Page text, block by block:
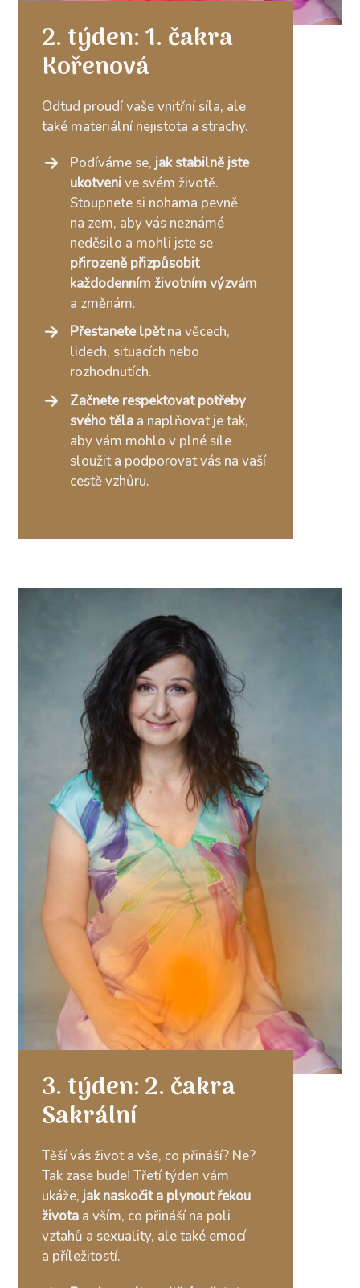
2. týden: 1. čakra
Kořenová
Odtud proudí vaše vnitřní síla, ale
také materiální nejistota a strachy.
Podíváme se,jak stabilně jste
ukotvenive svém životě.
Stoupnete si nohama pevně
na zem, aby vás neznámé
neděsilo a mohli jste se
přirozeně přizpůsobit
každodenním životním výzvám
a změnám.
Přestanete lpětna věcech,
lidech, situacích nebo
rozhodnutích.
Začnete respektovat potřeby
svého těla a naplňovat je tak,
aby vám mohlo v plné síle
sloužit a podporovat vás na vaší
cestě vzhůru.
3. týden: 2. čakra
Sakrální
Těší vás život a vše, co přináší? Ne?
Tak zase bude! Třetí týden vám
ukáže,jak naskočit a plynout řekou
života a vším, co přináší na poli
vztahů a sexuality, ale také emocí
a příležitostí.